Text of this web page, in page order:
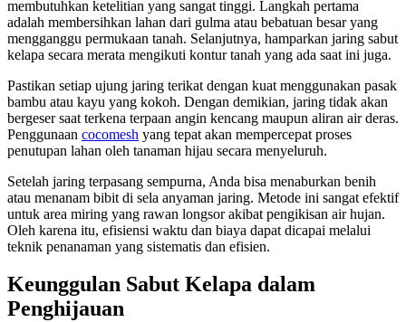
membutuhkan ketelitian yang sangat tinggi. Langkah pertama
adalah membersihkan lahan dari gulma atau bebatuan besar yang
mengganggu permukaan tanah. Selanjutnya, hamparkan jaring sabut
kelapa secara merata mengikuti kontur tanah yang ada saat ini juga.
Pastikan setiap ujung jaring terikat dengan kuat menggunakan pasak
bambu atau kayu yang kokoh. Dengan demikian, jaring tidak akan
bergeser saat terkena terpaan angin kencang maupun aliran air deras.
Penggunaan cocomesh yang tepat akan mempercepat proses
penutupan lahan oleh tanaman hijau secara menyeluruh.
Setelah jaring terpasang sempurna, Anda bisa menaburkan benih
atau menanam bibit di sela anyaman jaring. Metode ini sangat efektif
untuk area miring yang rawan longsor akibat pengikisan air hujan.
Oleh karena itu, efisiensi waktu dan biaya dapat dicapai melalui
teknik penanaman yang sistematis dan efisien.
Keunggulan Sabut Kelapa dalam
Penghijauan